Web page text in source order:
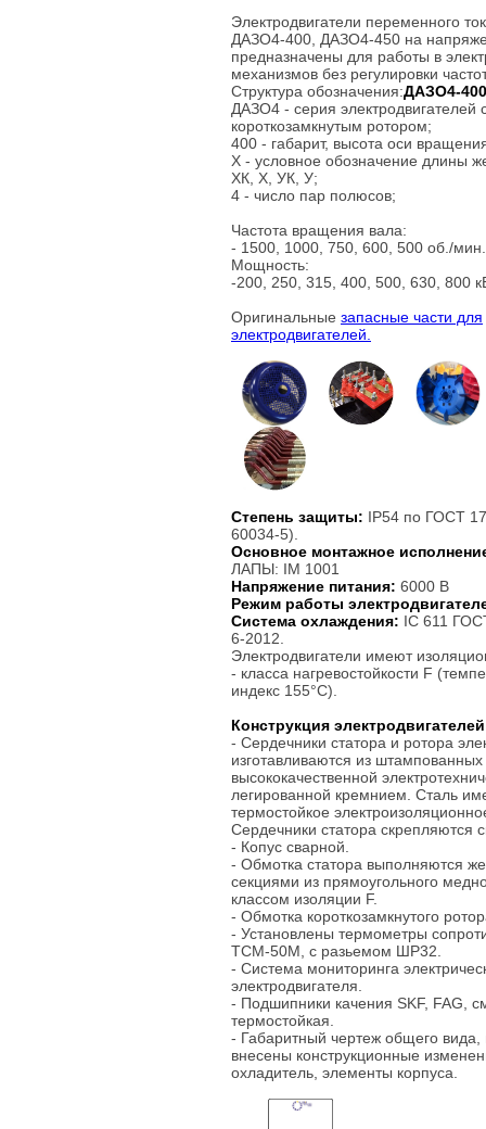
Электродвигатели переменного
ДАЗО4-400, ДАЗО4-450 на
предназначены для работы в
механизмов без регулировки
Структура обозначения:ДАЗО4-
ДАЗО4 - серия электродвигателей
короткозамкнутым ротором;
400 - габарит, высота оси
Х - условное обозначение длины
ХК, Х, УК, У;
4 - число пар полюсов;
Частота вращения вала:
- 1500, 1000, 750, 600, 500 об./мин.
Мощность:
-200, 250, 315, 400, 500, 630, 800
Оригинальные запасные части для
электродвигателей.
Степень защиты: IP54 по ГОСТ
60034-5).
Основное монтажное
ЛАПЫ: IM 1001
Напряжение питания: 6000 В
Режим работы
Система охлаждения: IC 611
6-2012.
Электродвигатели имеют
- класса нагревостойкости F
индекс 155°С).
Конструкция
- Сердечники статора и ротора
изготавливаются из штампованных
высококачественной
легированной кремнием. Сталь
термостойкое
Сердечники статора скрепляются
- Копус сварной.
- Обмотка статора выполняются
секциями из прямоугольного
классом изоляции F.
- Обмотка короткозамкнутого
- Установлены термометры
ТСМ-50М, с разьемом ШР32.
- Система мониторинга
электродвигателя.
- Подшипники качения SKF, FAG,
термостойкая.
- Габаритный чертеж общего вида,
внесены конструкционные
охладитель, элементы корпуса.